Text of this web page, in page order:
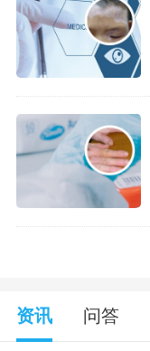
资讯 问答